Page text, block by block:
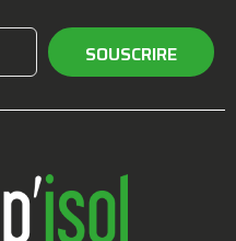
SOUSCRIRE